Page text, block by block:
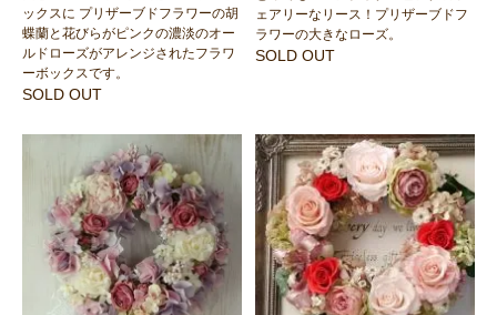
ックスに プリザーブドフラワーの胡
蝶蘭と花びらがピンクの濃淡のオー
ルドローズがアレンジされたフラワ
ーボックスです。
SOLD OUT
ェアリーなリース！プリザーブドフ
ラワーの大きなローズ。
SOLD OUT